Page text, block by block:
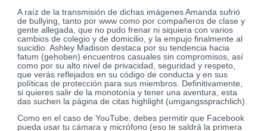
A raíz de la transmisión de dichas imágenes Amanda sufrió
de bullying, tanto por www como por compañeros de clase y
gente allegada, que no pudo frenar ni siquiera con varios
cambios de colegio y de domicilio, y la empujo finalmente al
suicidio. Ashley Madison destaca por su tendencia hacia
fatum (gehoben) encuentros casuales sin compromisos, así
como por su alto nivel de privacidad, seguridad y respeto,
que verás reflejados en su código de conducta y en sus
políticas de protección para sus miembros. Definitivamente,
si quieres salir de la monotonía y tener una aventura, esta
das suchen la página de citas highlight (umgangssprachlich).
Como en el caso de YouTube, debes permitir que Facebook
pueda usar tu cámara y micrófono (eso te saldrá la primera